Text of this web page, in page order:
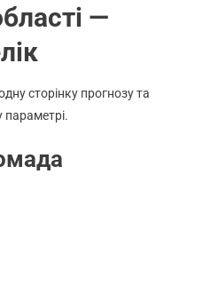
—
сторінку прогнозу та
параметрі.